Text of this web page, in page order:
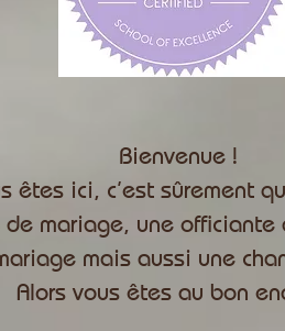
Bienvenue !
êtes ici, c’est sûrement
de mariage, une
mais aussi une
Alors vous êtes au bon